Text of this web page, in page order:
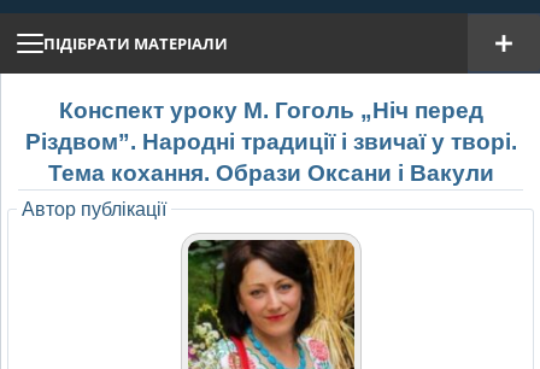
ПІДІБРАТИ МАТЕРІАЛИ
Конспект уроку М. Гоголь „Ніч перед
Різдвом”. Народні традиції і звичаї у творі.
Тема кохання. Образи Оксани і Вакули
Автор публікації